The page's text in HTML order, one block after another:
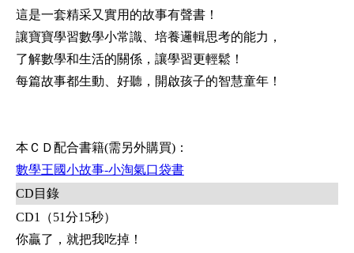
這是一套精采又實用的故事有聲書！
讓寶寶學習數學小常識、培養邏輯思考的能力，
了解數學和生活的關係，讓學習更輕鬆！
每篇故事都生動、好聽，開啟孩子的智慧童年！
本ＣＤ配合書籍(需另外購買)：
數學王國小故事-小淘氣口袋書
CD目錄
CD1（51分15秒）
你贏了，就把我吃掉！